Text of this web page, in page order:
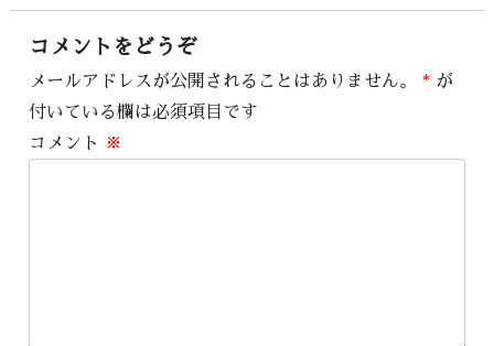
コメントをどうぞ
メールアドレスが公開されることはありません。 * が
付いている欄は必須項目です
コメント
※